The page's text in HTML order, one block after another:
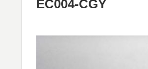
EC004-CGY